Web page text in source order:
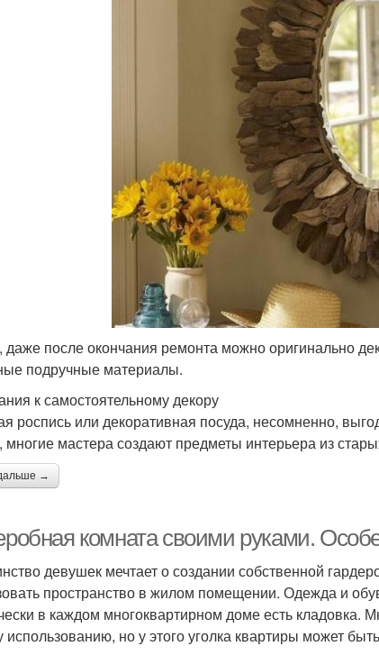
даже после окончания ремонта можно оригинально
подручные материалы.
к самостоятельному декору
роспись или декоративная посуда, несомненно,
многие мастера создают предметы интерьера из
→
комната своими руками.
девушек мечтает о создании собственной
пространство в жилом помещении. Одежда и
в каждом многоквартирном доме есть
использованию, но у этого уголка квартиры может